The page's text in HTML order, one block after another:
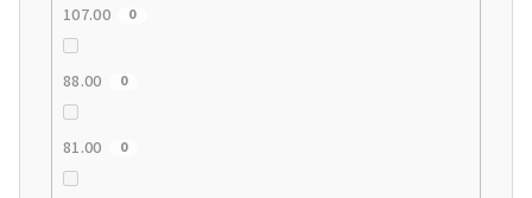
107.00 0
88.00 0
81.00 0